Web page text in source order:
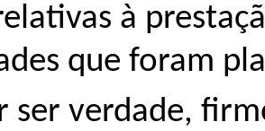
à
que foram
ser verdade,